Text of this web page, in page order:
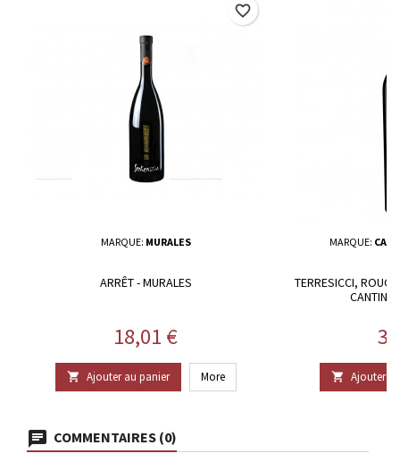
MARQUE: MURALES
ARRÊT - MURALES
Prix
18,01 €
 Ajouter au panier More
favorite_border
MARQUE:
TERRESICCI,
CANTINA
 Ajouter
COMMENTAIRES (0)